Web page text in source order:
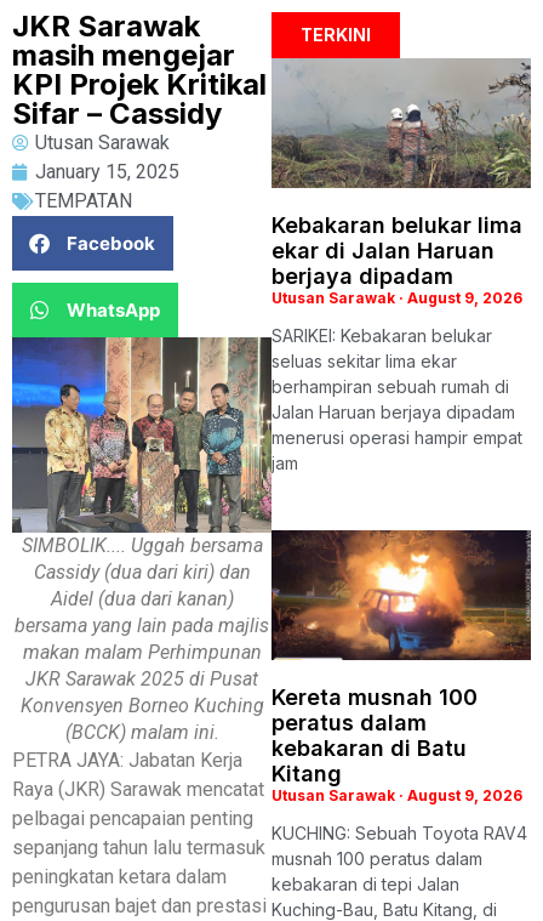
JKR Sarawak
masih mengejar
KPI Projek Kritikal
Sifar – Cassidy
Utusan Sarawak
January 15, 2025
TEMPATAN
Facebook
WhatsApp
SIMBOLIK.... Uggah bersama
Cassidy (dua dari kiri) dan
Aidel (dua dari kanan)
bersama yang lain pada majlis
makan malam Perhimpunan
JKR Sarawak 2025 di Pusat
Konvensyen Borneo Kuching
(BCCK) malam ini.
PETRA JAYA: Jabatan Kerja
Raya (JKR) Sarawak mencatat
pelbagai pencapaian penting
sepanjang tahun lalu termasuk
peningkatan ketara dalam
pengurusan bajet dan prestasi
TERKINI
Kebakaran belukar lima
ekar di Jalan Haruan
berjaya dipadam
Utusan Sarawak August 9, 2026
SARIKEI: Kebakaran belukar
seluas sekitar lima ekar
berhampiran sebuah rumah di
Jalan Haruan berjaya dipadam
menerusi operasi hampir empat
jam
Kereta musnah 100
peratus dalam
kebakaran di Batu
Kitang
Utusan Sarawak August 9, 2026
KUCHING: Sebuah Toyota RAV4
musnah 100 peratus dalam
kebakaran di tepi Jalan
Kuching-Bau, Batu Kitang, di